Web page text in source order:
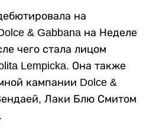
на
& Gabbana на Неделе
чего стала лицом
Lempicka. Она также
кампании Dolce &
Лаки Блю Смитом